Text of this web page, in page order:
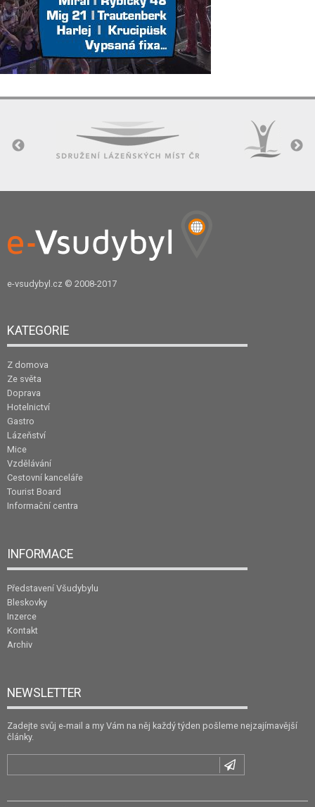
e-vsudybyl.cz © 2008-2017
KATEGORIE
Z domova
Ze světa
Doprava
Hotelnictví
Gastro
Lázeňství
Mice
Vzdělávání
Cestovní kanceláře
Tourist Board
Informační centra
INFORMACE
Představení Všudybylu
Bleskovky
Inzerce
Kontakt
Archiv
NEWSLETTER
Zadejte svůj e-mail a my Vám na něj každý týden pošleme nejzajímavější
články.